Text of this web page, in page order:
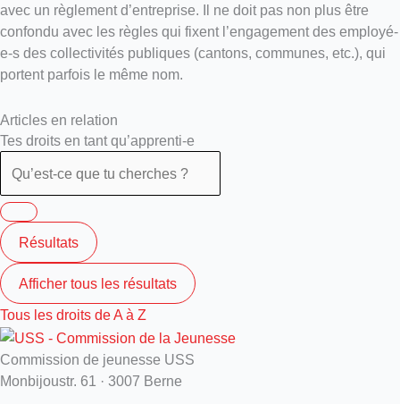
avec un règlement d’entreprise. Il ne doit pas non plus être
confondu avec les règles qui fixent l’engagement des employé-
e-s des collectivités publiques (cantons, communes, etc.), qui
portent parfois le même nom.
Articles en relation
Tes droits en tant qu’apprenti-e
Résultats
Afficher tous les résultats
Tous les droits de A à Z
Commission de jeunesse USS
Monbijoustr. 61 · 3007 Berne